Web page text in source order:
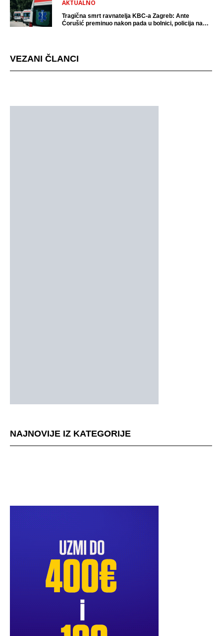
AKTUALNO
Tragična smrt ravnatelja KBC-a Zagreb: Ante
Ćorušić preminuo nakon pada u bolnici, policija na
VEZANI ČLANCI
NAJNOVIJE IZ KATEGORIJE